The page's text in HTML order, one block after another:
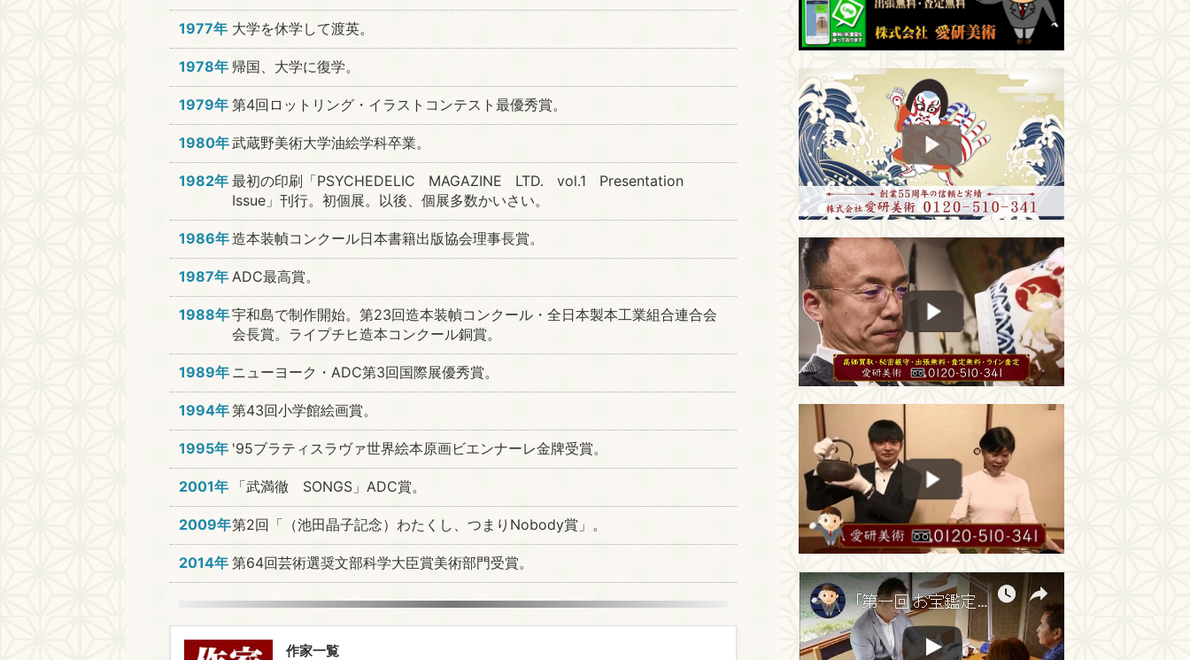
1977年 大学を休学して渡英。
1978年 帰国、大学に復学。
1979年 第4回ロットリング・イラストコンテスト最優秀賞。
1980年武蔵野美術大学油絵学科卒業。
1982年 最初の印刷「PSYCHEDELIC MAGAZINE LTD. vol.1 Presentation
Issue」刊行。初個展。以後、個展多数かいさい。
1986年造本装幀コンクール日本書籍出版協会理事長賞。
1987年 ADC最高賞。
1988年宇和島で制作開始。第23回造本装幀コンクール・全日本製本工業組合連合会
会長賞。ライプチヒ造本コンクール銅賞。
1989年 ニューヨーク・ADC第3回国際展優秀賞。
1994年第43回小学館絵画賞。
1995年 '95ブラティスラヴァ世界絵本原画ビエンナーレ金牌受賞。
2001年 「武満徹 SONGS」ADC賞。
2009年第2回「（池田晶子記念）わたくし、つまりNobody賞」。
2014年 第64回芸術選奨文部科学大臣賞美術部門受賞。
作家一覧